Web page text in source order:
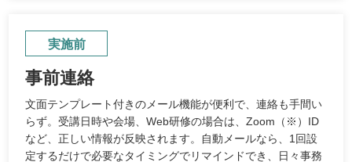
実施前
事前連絡
文面テンプレート付きのメール機能が便利で、連絡も手間い
らず。受講日時や会場、Web研修の場合は、Zoom（※）ID
など、正しい情報が反映されます。自動メールなら、1回設
定するだけで必要なタイミングでリマインドでき、日々事務